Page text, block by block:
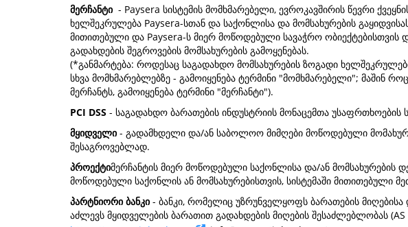
მერჩანტი - Paysera სისტემის მომხმარებელი, ევროკავშირის წევრი
ხელშეკრულება Paysera-სთან და საქონლისა და მომსახურების
მითითებული და Paysera-ს მიერ მოწოდებული სავაჭრო
გადახდების შეგროვების მომსახურების გამოყენებას.
(*განმარტება: როდესაც საგადახდო მომსახურების ზოგადი
სხვა მომხმარებლებზე - გამოიყენება ტერმინი "მომხმარებელი"; მაშინ
მერჩანტს, გამოიყენება ტერმინი "მერჩანტი").
PCI DSS - საგადახდო ბარათების ინდუსტრიის მონაცემთა უსაფრთხოების
მყიდველი - გადამხდელი და/ან საბოლოო მიმღები მოწოდებული
შესაგროვებლად.
პროექტიმერჩანტის მიერ მოწოდებული საქონლისა და/ან მომსახურების
მოწოდებული საქონლის ან მომსახურებისთვის, სისტემაში მითითებული
პარტნიორი ბანკი - ბანკი, რომელიც უზრუნველყოფს ბარათების
აძლევს მყიდველების ბარათით გადახდების მიღების შესაძლებლობას